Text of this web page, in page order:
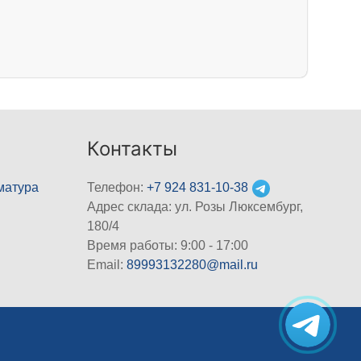
Контакты
Телефон:+7 924 831-10-38
Адрес склада: ул. Розы Люксембург,
180/4
Время работы: 9:00 - 17:00
Email:89993132280@mail.ru